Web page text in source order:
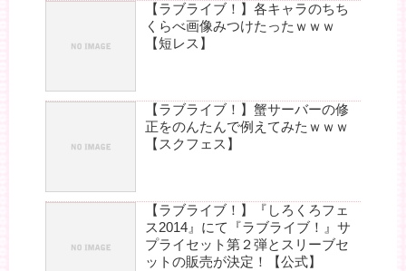
【ラブライブ！】各キャラのちち
くらべ画像みつけたったｗｗｗ
【短レス】
【ラブライブ！】蟹サーバーの修
正をのんたんで例えてみたｗｗｗ
【スクフェス】
【ラブライブ！】『しろくろフェ
ス2014』にて『ラブライブ！』サ
プライセット第２弾とスリーブセ
ットの販売が決定！【公式】